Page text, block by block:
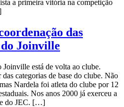
a primeira vitória na competição
das
do Joinville
está de volta ao clube.
categorias de base do clube. Não
Nardela foi atleta do clube por 12
Nos anos 2000 já exerceu a
do JEC. […]